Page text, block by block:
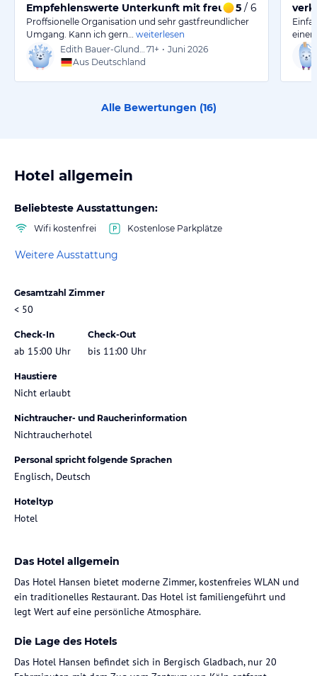
Empfehlenswerte Unterkunft mit freundlichem Service
5 / 6
Proffsionelle Organisation und sehr gastfreundlicher
Umgang. Kann ich gern…
weiterlesen
71+ • Juni 2026
Aus Deutschland
einer
Alle Bewertungen (16)
Hotel allgemein
Beliebteste Ausstattungen:
Wifi kostenfrei Kostenlose Parkplätze
Weitere Ausstattung
Gesamtzahl Zimmer
< 50
Check-In
ab 15:00 Uhr
Check-Out
bis 11:00 Uhr
Haustiere
Nicht erlaubt
Nichtraucher- und Raucherinformation
Nichtraucherhotel
Personal spricht folgende Sprachen
Englisch, Deutsch
Hoteltyp
Hotel
Das Hotel allgemein
Das Hotel Hansen bietet moderne Zimmer, kostenfreies WLAN und
ein traditionelles Restaurant. Das Hotel ist familiengeführt und
legt Wert auf eine persönliche Atmosphäre.
Die Lage des Hotels
Das Hotel Hansen befindet sich in Bergisch Gladbach, nur 20